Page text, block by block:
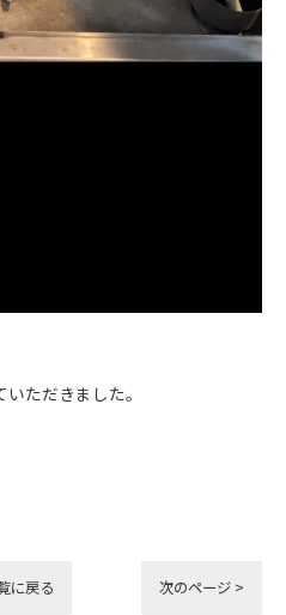
ただきました。
に戻る 次のページ >